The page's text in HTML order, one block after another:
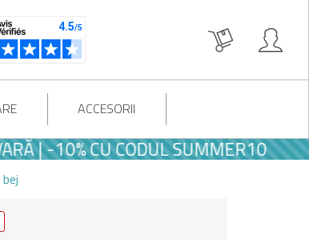
ACCESORII
CU CODUL SUMMER10